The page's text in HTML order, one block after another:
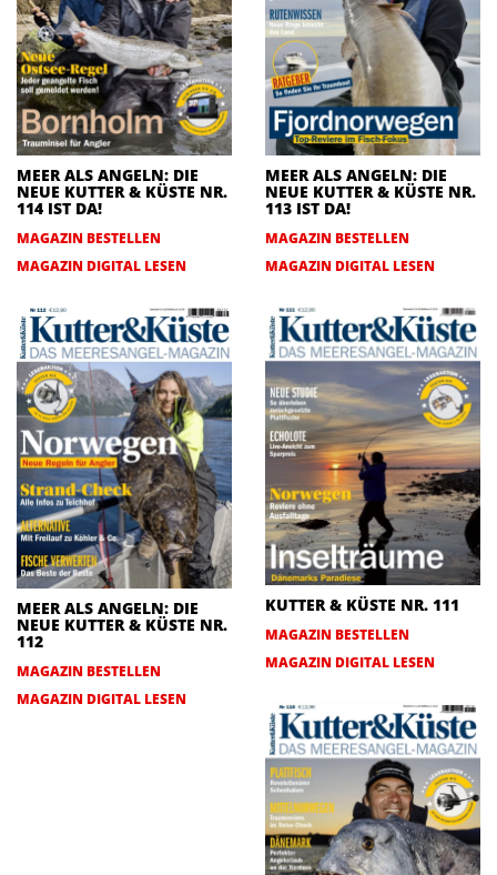
MEER ALS ANGELN: DIE
NEUE KUTTER & KÜSTE NR.
114 IST DA!
MAGAZIN BESTELLEN
MAGAZIN DIGITAL LESEN
MEER ALS ANGELN: DIE
NEUE KUTTER & KÜSTE NR.
113 IST DA!
MAGAZIN BESTELLEN
MAGAZIN DIGITAL LESEN
MEER ALS ANGELN: DIE
NEUE KUTTER & KÜSTE NR.
112
MAGAZIN BESTELLEN
MAGAZIN DIGITAL LESEN
KUTTER & KÜSTE NR. 111
MAGAZIN BESTELLEN
MAGAZIN DIGITAL LESEN